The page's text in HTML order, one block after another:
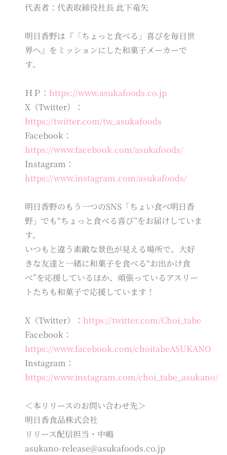
代表者：代表取締役社長 此下竜矢
明日香野は『「ちょっと食べる」喜びを毎日世
界へ』をミッションにした和菓子メーカーで
す。
ＨＰ： https://www.asukafoods.co.jp
X（Twitter）：
https://twitter.com/tw_asukafoods
Facebook：
https://www.facebook.com/asukafoods/
Instagram：
https://www.instagram.com/asukafoods/
明日香野のもう一つのSNS「ちょい食べ明日香
野」でも“ちょっと食べる喜び”をお届けしていま
す。
いつもと違う素敵な景色が見える場所で、大好
きな友達と一緒に和菓子を食べる“お出かけ食
べ”を応援しているほか、頑張っているアスリー
トたちも和菓子で応援しています！
X（Twitter）： https://twitter.com/Choi_tabe
Facebook：
https://www.facebook.com/choitabeASUKANO
Instagram：
https://www.instagram.com/choi_tabe_asukano/
＜本リリースのお問い合わせ先＞
明日香食品株式会社
リリース配信担当・中嶋
asukano-release@asukafoods.co.jp